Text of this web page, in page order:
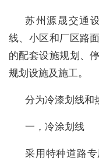
苏州源晟交通
线、小区和厂区路
的配套设施规划、
规划设施及施工。
分为冷漆划线和
一，冷涂划线
采用特种道路